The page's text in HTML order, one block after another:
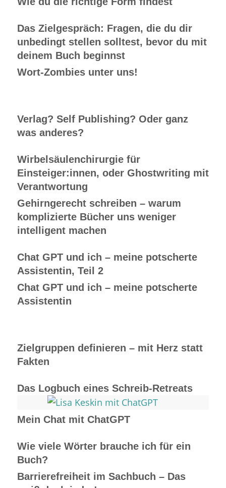
Das Zielgespräch: Fragen, die du dir
unbedingt stellen solltest, bevor du mit
deinem Buch beginnst
Wort-Zombies unter uns!
Verlag? Self Publishing? Oder ganz
was anderes?
Wirbelsäulenchirurgie für
Einsteiger:innen, oder Ghostwriting mit
Verantwortung
Gehirngerecht schreiben – warum
komplizierte Bücher uns weniger
intelligent machen
Chat GPT und ich – meine potscherte
Assistentin, Teil 2
Chat GPT und ich – meine potscherte
Assistentin
Zielgruppen definieren – mit Herz statt
Fakten
Das Logbuch eines Schreib-Retreats
Mein Chat mit ChatGPT
Wie viele Wörter brauche ich für ein
Buch?
Barrierefreiheit im Sachbuch – Das